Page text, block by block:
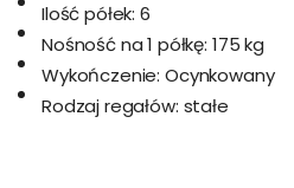
Ilość półek: 6
Nośność na 1 półkę: 175 kg
Wykończenie: Ocynkowany
Rodzaj regałów: stałe